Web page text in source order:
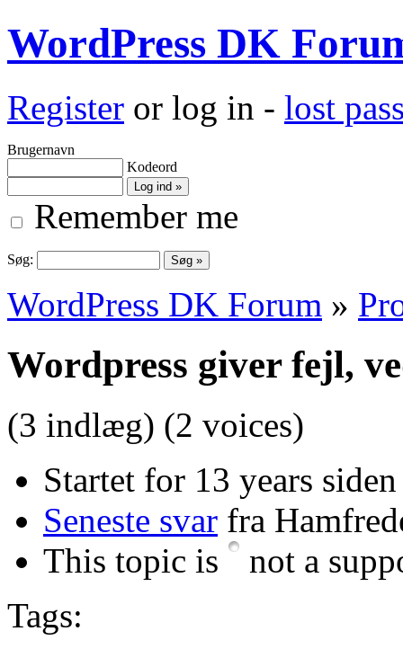
WordPress DK
Register or log in - lost
Brugernavn
Kodeord
Remember me
Søg:
WordPress DK Forum »
Wordpress giver fejl,
(3 indlæg) (2 voices)
Startet for 13 years
Seneste svar fra
This topic is
not a
Tags: